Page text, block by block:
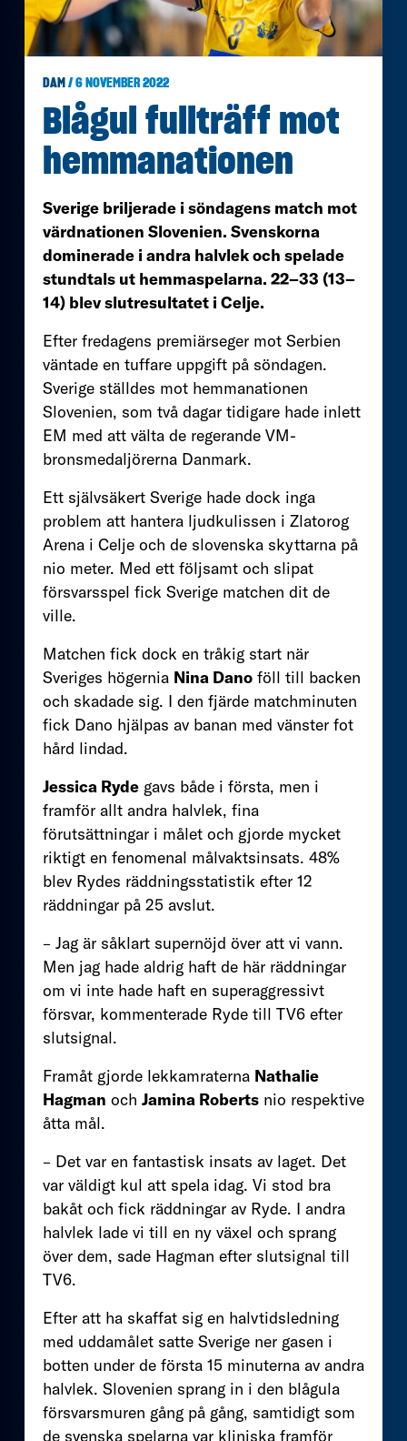
DAM / 6 NOVEMBER 2022
Blågul fullträff mot
hemmanationen
Sverige briljerade i söndagens match mot
värdnationen Slovenien. Svenskorna
dominerade i andra halvlek och spelade
stundtals ut hemmaspelarna. 22–33 (13–
14) blev slutresultatet i Celje.
Efter fredagens premiärseger mot Serbien
väntade en tuffare uppgift på söndagen.
Sverige ställdes mot hemmanationen
Slovenien, som två dagar tidigare hade inlett
EM med att välta de regerande VM-
bronsmedaljörerna Danmark.
Ett självsäkert Sverige hade dock inga
problem att hantera ljudkulissen i Zlatorog
Arena i Celje och de slovenska skyttarna på
nio meter. Med ett följsamt och slipat
försvarsspel fick Sverige matchen dit de
ville.
Matchen fick dock en tråkig start när
Sveriges högernia Nina Dano föll till backen
och skadade sig. I den fjärde matchminuten
fick Dano hjälpas av banan med vänster fot
hård lindad.
Jessica Ryde gavs både i första, men i
framför allt andra halvlek, fina
förutsättningar i målet och gjorde mycket
riktigt en fenomenal målvaktsinsats. 48%
blev Rydes räddningsstatistik efter 12
räddningar på 25 avslut.
– Jag är såklart supernöjd över att vi vann.
Men jag hade aldrig haft de här räddningar
om vi inte hade haft en superaggressivt
försvar, kommenterade Ryde till TV6 efter
slutsignal.
Framåt gjorde lekkamraterna Nathalie
Hagman och Jamina Roberts nio respektive
åtta mål.
– Det var en fantastisk insats av laget. Det
var väldigt kul att spela idag. Vi stod bra
bakåt och fick räddningar av Ryde. I andra
halvlek lade vi till en ny växel och sprang
över dem, sade Hagman efter slutsignal till
TV6.
Efter att ha skaffat sig en halvtidsledning
med uddamålet satte Sverige ner gasen i
botten under de första 15 minuterna av andra
halvlek. Slovenien sprang in i den blågula
försvarsmuren gång på gång, samtidigt som
de svenska spelarna var kliniska framför